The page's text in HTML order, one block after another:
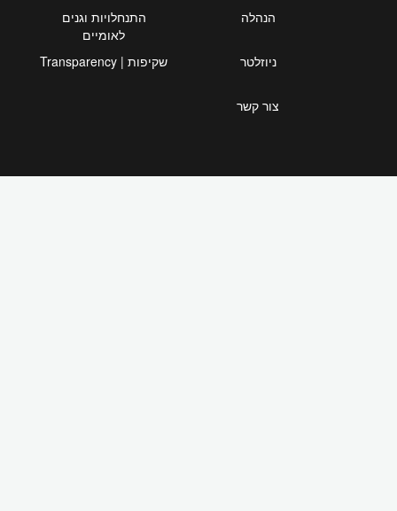
הנהלה
התנחלויות וגנים
לאומיים
ניוזלטר
שקיפות | Transparency
צור קשר